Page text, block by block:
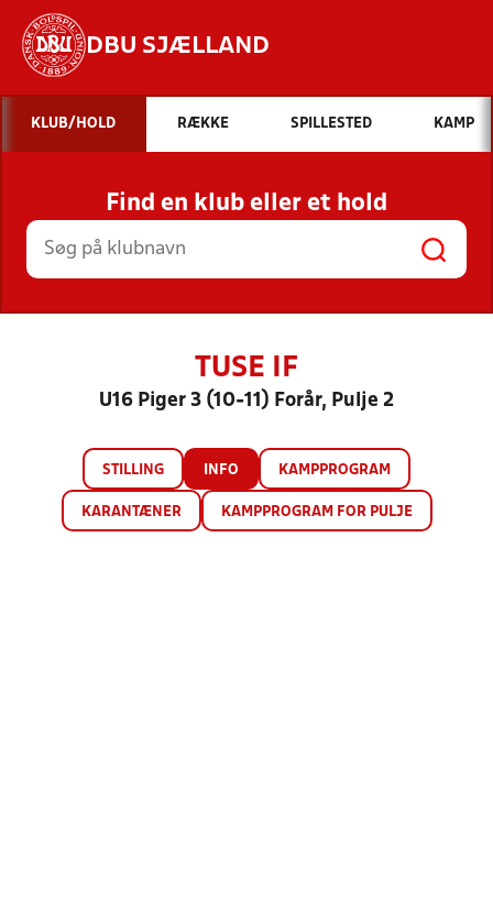
DBU SJÆLLAND
Hvad vil du søge efter?
INDHOLD OG NYHEDER
STILLINGER, RESULTATER, KLUBBER OG
HOLD
KLUB/HOLD RÆKKE SPILLESTED KAMP
Find en klub eller et hold
TUSE IF
U16 Piger 3 (10-11) Forår, Pulje 2
STILLING INFO KAMPPROGRAM
KARANTÆNER KAMPPROGRAM FOR PULJE